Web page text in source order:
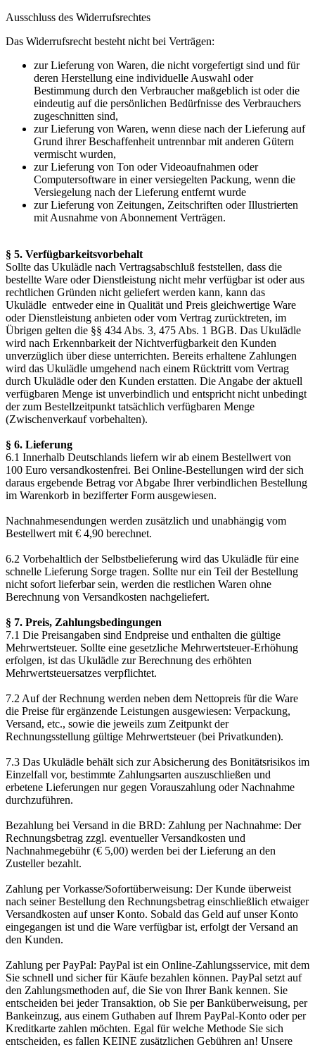
Ausschluss des Widerrufsrechtes
Das Widerrufsrecht besteht nicht bei Verträgen:
zur Lieferung von Waren, die nicht vorgefertigt sind und für
deren Herstellung eine individuelle Auswahl oder
Bestimmung durch den Verbraucher maßgeblich ist oder die
eindeutig auf die persönlichen Bedürfnisse des Verbrauchers
zugeschnitten sind,
zur Lieferung von Waren, wenn diese nach der Lieferung auf
Grund ihrer Beschaffenheit untrennbar mit anderen Gütern
vermischt wurden,
zur Lieferung von Ton oder Videoaufnahmen oder
Computersoftware in einer versiegelten Packung, wenn die
Versiegelung nach der Lieferung entfernt wurde
zur Lieferung von Zeitungen, Zeitschriften oder Illustrierten
mit Ausnahme von Abonnement Verträgen.
§ 5. Verfügbarkeitsvorbehalt
Sollte das Ukulädle nach Vertragsabschluß feststellen, dass die
bestellte Ware oder Dienstleistung nicht mehr verfügbar ist oder aus
rechtlichen Gründen nicht geliefert werden kann, kann das
Ukulädle entweder eine in Qualität und Preis gleichwertige Ware
oder Dienstleistung anbieten oder vom Vertrag zurücktreten, im
Übrigen gelten die §§ 434 Abs. 3, 475 Abs. 1 BGB. Das Ukulädle
wird nach Erkennbarkeit der Nichtverfügbarkeit den Kunden
unverzüglich über diese unterrichten. Bereits erhaltene Zahlungen
wird das Ukulädle umgehend nach einem Rücktritt vom Vertrag
durch Ukulädle oder den Kunden erstatten. Die Angabe der aktuell
verfügbaren Menge ist unverbindlich und entspricht nicht unbedingt
der zum Bestellzeitpunkt tatsächlich verfügbaren Menge
(Zwischenverkauf vorbehalten).
§ 6. Lieferung
6.1 Innerhalb Deutschlands liefern wir ab einem Bestellwert von
100 Euro versandkostenfrei. Bei Online-Bestellungen wird der sich
daraus ergebende Betrag vor Abgabe Ihrer verbindlichen Bestellung
im Warenkorb in bezifferter Form ausgewiesen.
Nachnahmesendungen werden zusätzlich und unabhängig vom
Bestellwert mit € 4,90 berechnet.
6.2 Vorbehaltlich der Selbstbelieferung wird das Ukulädle für eine
schnelle Lieferung Sorge tragen. Sollte nur ein Teil der Bestellung
nicht sofort lieferbar sein, werden die restlichen Waren ohne
Berechnung von Versandkosten nachgeliefert.
§ 7. Preis, Zahlungsbedingungen
7.1 Die Preisangaben sind Endpreise und enthalten die gültige
Mehrwertsteuer. Sollte eine gesetzliche Mehrwertsteuer-Erhöhung
erfolgen, ist das Ukulädle zur Berechnung des erhöhten
Mehrwertsteuersatzes verpflichtet.
7.2 Auf der Rechnung werden neben dem Nettopreis für die Ware
die Preise für ergänzende Leistungen ausgewiesen: Verpackung,
Versand, etc., sowie die jeweils zum Zeitpunkt der
Rechnungsstellung gültige Mehrwertsteuer (bei Privatkunden).
7.3 Das Ukulädle behält sich zur Absicherung des Bonitätsrisikos im
Einzelfall vor, bestimmte Zahlungsarten auszuschließen und
erbetene Lieferungen nur gegen Vorauszahlung oder Nachnahme
durchzuführen.
Bezahlung bei Versand in die BRD: Zahlung per Nachnahme: Der
Rechnungsbetrag zzgl. eventueller Versandkosten und
Nachnahmegebühr (€ 5,00) werden bei der Lieferung an den
Zusteller bezahlt.
Zahlung per Vorkasse/Sofortüberweisung: Der Kunde überweist
nach seiner Bestellung den Rechnungsbetrag einschließlich etwaiger
Versandkosten auf unser Konto. Sobald das Geld auf unser Konto
eingegangen ist und die Ware verfügbar ist, erfolgt der Versand an
den Kunden.
Zahlung per PayPal: PayPal ist ein Online-Zahlungsservice, mit dem
Sie schnell und sicher für Käufe bezahlen können. PayPal setzt auf
den Zahlungsmethoden auf, die Sie von Ihrer Bank kennen. Sie
entscheiden bei jeder Transaktion, ob Sie per Banküberweisung, per
Bankeinzug, aus einem Guthaben auf Ihrem PayPal-Konto oder per
Kreditkarte zahlen möchten. Egal für welche Methode Sie sich
entscheiden, es fallen KEINE zusätzlichen Gebühren an! Unsere